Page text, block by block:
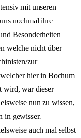
mit unseren
nochmal ihre
Besonderheiten
welche nicht über
zur
hier in Bochum
wird, war dieser
nun zu wissen,
in gewissen
auch mal selbst